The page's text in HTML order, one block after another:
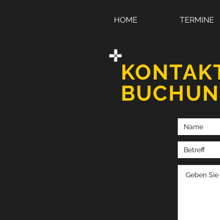
HOME TERMINE